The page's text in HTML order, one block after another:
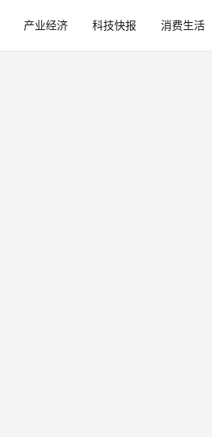
产业经济 科技快报 消费生活